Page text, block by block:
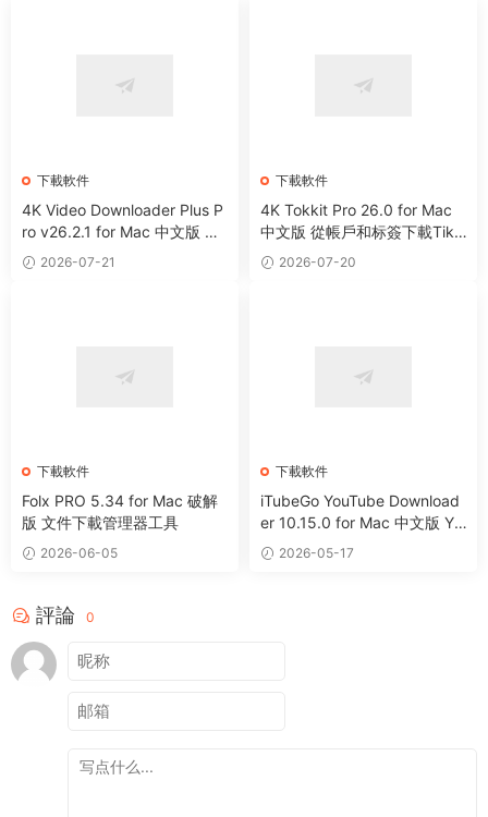
下載軟件
4K Video Downloader Plus P
ro v26.2.1 for Mac 中文版 網
頁視頻下載器
2026-07-21
下載軟件
4K Tokkit Pro 26.0 for Mac
中文版 從帳戶和标簽下載TikT
ok視頻
2026-07-20
下載軟件
Folx PRO 5.34 for Mac 破解
版 文件下載管理器工具
2026-06-05
下載軟件
iTubeGo YouTube Download
er 10.15.0 for Mac 中文版 Yo
uTube網頁視頻下載工具
2026-05-17
評論 0